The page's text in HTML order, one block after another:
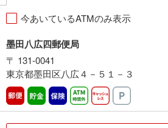
今あいているATMのみ表示
墨田八広四郵便局
〒 131-0041
東京都墨田区八広４－５１－３
郵便 貯金 保険 ATM時間外キャッシュレス